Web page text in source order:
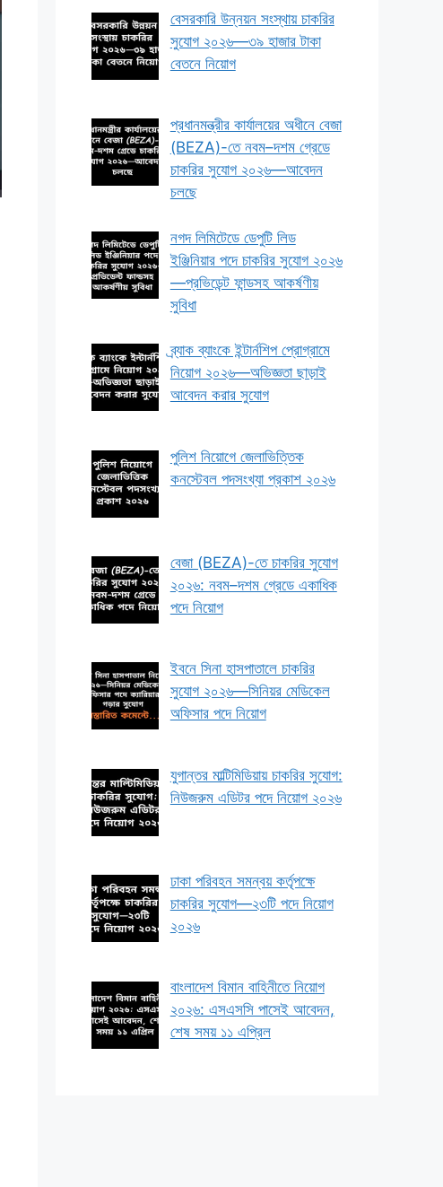
বেসরকারি উন্নয়ন সংস্থায় চাকরির
সুযোগ ২০২৬—৩৯ হাজার টাকা
বেতনে নিয়োগ
প্রধানমন্ত্রীর কার্যালয়ের অধীনে বেজা
(BEZA)-তে নবম–দশম গ্রেডে
চাকরির সুযোগ ২০২৬—আবেদন
চলছে
নগদ লিমিটেডে ডেপুটি লিড
ইঞ্জিনিয়ার পদে চাকরির সুযোগ ২০২৬
—প্রভিডেন্ট ফান্ডসহ আকর্ষণীয়
সুবিধা
ব্র্যাক ব্যাংকে ইন্টার্নশিপ প্রোগ্রামে
নিয়োগ ২০২৬—অভিজ্ঞতা ছাড়াই
আবেদন করার সুযোগ
পুলিশ নিয়োগে জেলাভিত্তিক
কনস্টেবল পদসংখ্যা প্রকাশ ২০২৬
বেজা (BEZA)-তে চাকরির সুযোগ
২০২৬: নবম–দশম গ্রেডে একাধিক
পদে নিয়োগ
ইবনে সিনা হাসপাতালে চাকরির
সুযোগ ২০২৬—সিনিয়র মেডিকেল
অফিসার পদে নিয়োগ
যুগান্তর মাল্টিমিডিয়ায় চাকরির সুযোগ:
নিউজরুম এডিটর পদে নিয়োগ ২০২৬
ঢাকা পরিবহন সমন্বয় কর্তৃপক্ষে
চাকরির সুযোগ—২৩টি পদে নিয়োগ
২০২৬
বাংলাদেশ বিমান বাহিনীতে নিয়োগ
২০২৬: এসএসসি পাসেই আবেদন,
শেষ সময় ১১ এপ্রিল